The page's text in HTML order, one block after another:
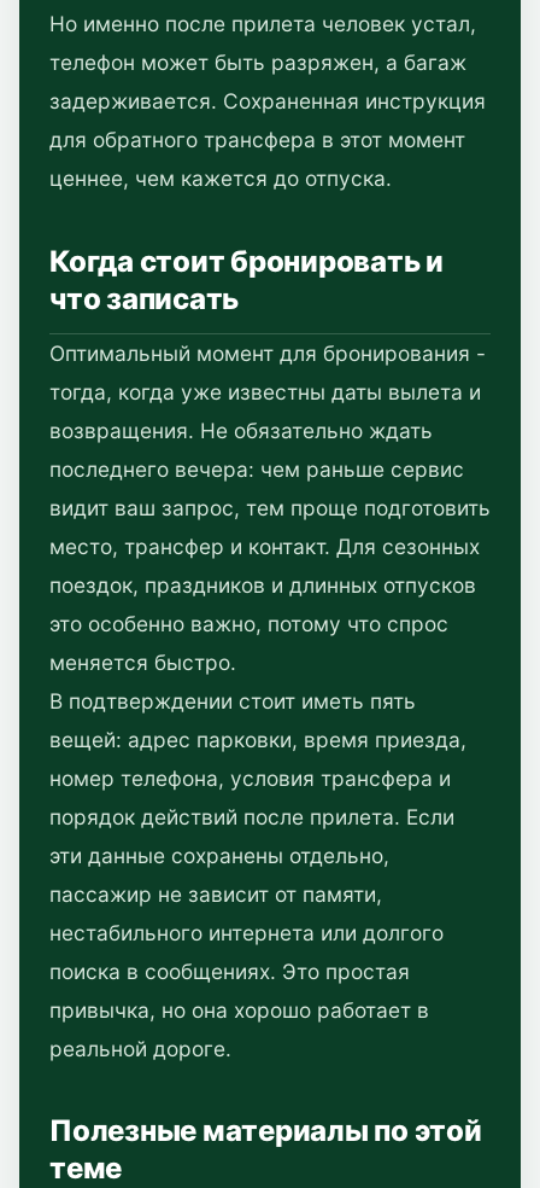
Но именно после прилета человек устал,
телефон может быть разряжен, а багаж
задерживается. Сохраненная инструкция
для обратного трансфера в этот момент
ценнее, чем кажется до отпуска.
Когда стоит бронировать и
что записать
Оптимальный момент для бронирования -
тогда, когда уже известны даты вылета и
возвращения. Не обязательно ждать
последнего вечера: чем раньше сервис
видит ваш запрос, тем проще подготовить
место, трансфер и контакт. Для сезонных
поездок, праздников и длинных отпусков
это особенно важно, потому что спрос
меняется быстро.
В подтверждении стоит иметь пять
вещей: адрес парковки, время приезда,
номер телефона, условия трансфера и
порядок действий после прилета. Если
эти данные сохранены отдельно,
пассажир не зависит от памяти,
нестабильного интернета или долгого
поиска в сообщениях. Это простая
привычка, но она хорошо работает в
реальной дороге.
Полезные материалы по этой
теме